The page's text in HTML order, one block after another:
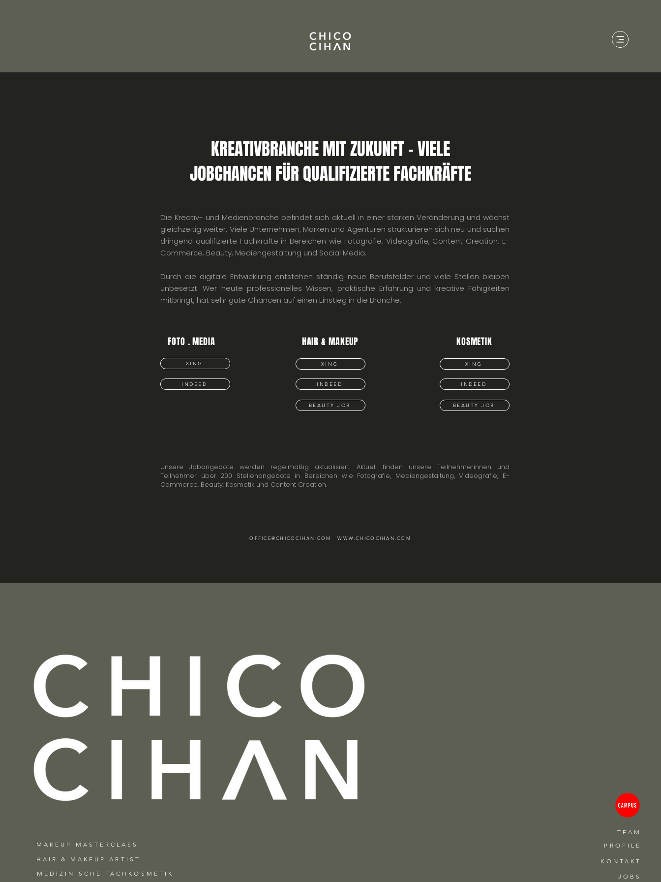
KREATIVBRANCHE MIT ZUKUNFT – VIELE
JOBCHANCEN FÜR QUALIFIZIERTE FACHKRÄFTE
Die Kreativ- und Medienbranche befindet sich aktuell in einer starken Veränderung und wächst
gleichzeitig weiter. Viele Unternehmen, Marken und Agenturen strukturieren sich neu und suchen
dringend qualifizierte Fachkräfte in Bereichen wie Fotografie, Videografie, Content Creation, E-
Commerce, Beauty, Mediengestaltung und Social Media.
Durch die digitale Entwicklung entstehen ständig neue Berufsfelder und viele Stellen bleiben
unbesetzt. Wer heute professionelles Wissen, praktische Erfahrung und kreative Fähigkeiten
mitbringt, hat sehr gute Chancen auf einen Einstieg in die Branche.
FOTO . MEDIA
XING
INDEED
HAIR & MAKEUP
XING
INDEED
BEAUTY JOB
KOSMETIK
XING
INDEED
BEAUTY JOB
Unsere Jobangebote werden regelmäßig aktualisiert. Aktuell finden unsere Teilnehmerinnen und
Teilnehmer über 200 Stellenangebote in Bereichen wie Fotografie, Mediengestaltung, Videografie, E-
Commerce, Beauty, Kosmetik und Content Creation.
OFFICE@CHICOCIHAN.COM WWW.CHICOCIHAN.COM
TEAM
PROFILE
KONTAKT
JOBS
MAKEUP MASTERCLASS
HAIR &
MAKEUP ARTIST
MEDIZINISCHE FACHKOSMETIK